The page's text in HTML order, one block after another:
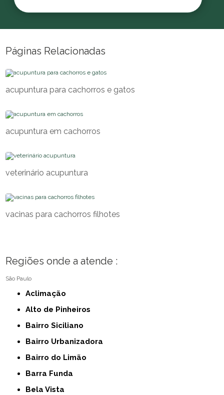
Páginas Relacionadas
acupuntura para cachorros e gatos
acupuntura em cachorros
veterinário acupuntura
vacinas para cachorros filhotes
Regiões onde a atende :
São Paulo
Aclimação
Alto de Pinheiros
Bairro Siciliano
Bairro Urbanizadora
Bairro do Limão
Barra Funda
Bela Vista